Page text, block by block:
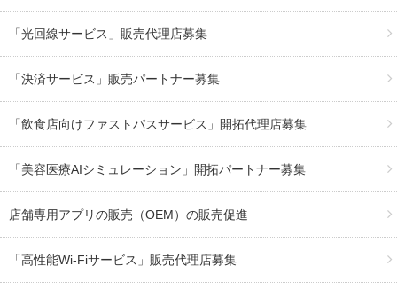
「光回線サービス」販売代理店募集
「決済サービス」販売パートナー募集
「飲食店向けファストパスサービス」開拓代理店募集
「美容医療AIシミュレーション」開拓パートナー募集
店舗専用アプリの販売（OEM）の販売促進
「高性能Wi-Fiサービス」販売代理店募集